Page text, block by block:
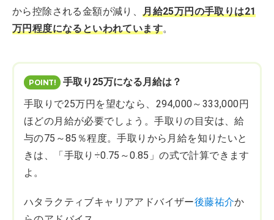
から控除される金額が減り、月給25万円の手取りは21
万円程度になるといわれています。
手取り25万になる月給は？
手取りで25万円を望むなら、294,000～333,000円
ほどの月給が必要でしょう。手取りの目安は、給
与の75～85％程度。手取りから月給を知りたいと
きは、「手取り÷0.75～0.85」の式で計算できます
よ。
ハタラクティブキャリアアドバイザー後藤祐介か